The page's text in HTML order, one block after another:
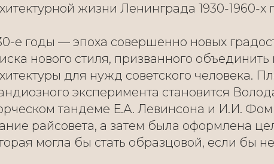
жизни Ленинграда 1930-1960-х
е годы — эпоха совершенно новых
нового стиля, призванного
для нужд советского человека.
эксперимента становится
тандеме Е.А. Левинсона и И.И.
райсовета, а затем была оформлена
могла бы стать образцовой, если бы